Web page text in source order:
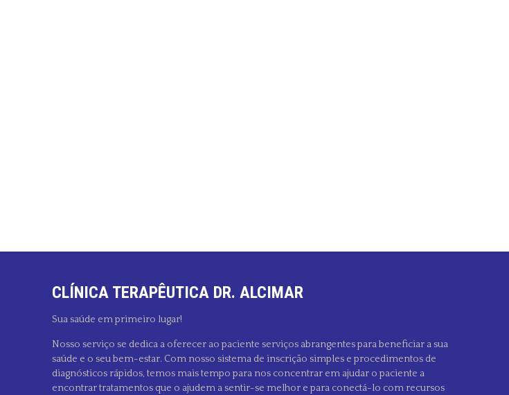
CLÍNICA TERAPÊUTICA DR. ALCIMAR
Sua saúde em primeiro lugar!
Nosso serviço se dedica a oferecer ao paciente serviços abrangentes para beneficiar a sua
saúde e o seu bem-estar. Com nosso sistema de inscrição simples e procedimentos de
diagnósticos rápidos, temos mais tempo para nos concentrar em ajudar o paciente a
encontrar tratamentos que o ajudem a sentir-se melhor e para conectá-lo com recursos